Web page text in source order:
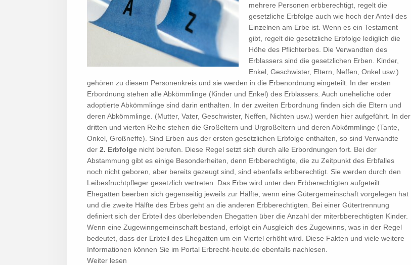
mehrere Personen erbberechtigt, regelt die
gesetzliche Erbfolge auch wie hoch der Anteil des
Einzelnen am Erbe ist. Wenn es ein Testament
gibt, regelt die gesetzliche Erbfolge lediglich die
Höhe des Pflichterbes. Die Verwandten des
Erblassers sind die gesetzlichen Erben. Kinder,
Enkel, Geschwister, Eltern, Neffen, Onkel usw.)
gehören zu diesem Personenkreis und sie werden in die Erbenordnung eingeteilt. In der ersten
Erbordnung stehen alle Abkömmlinge (Kinder und Enkel) des Erblassers. Auch uneheliche oder
adoptierte Abkömmlinge sind darin enthalten. In der zweiten Erbordnung finden sich die Eltern und
deren Abkömmlinge. (Mutter, Vater, Geschwister, Neffen, Nichten usw.) werden hier aufgeführt. In der
dritten und vierten Reihe stehen die Großeltern und Urgroßeltern und deren Abkömmlinge (Tante,
Onkel, Großneffe). Sind Erben aus der ersten gesetzlichen Erbfolge enthalten, so sind Verwandte
der 2. Erbfolge nicht berufen. Diese Regel setzt sich durch alle Erbordnungen fort. Bei der
Abstammung gibt es einige Besonderheiten, denn Erbberechtigte, die zu Zeitpunkt des Erbfalles
noch nicht geboren, aber bereits gezeugt sind, sind ebenfalls erbberechtigt. Sie werden durch den
Leibesfruchtpfleger gesetzlich vertreten. Das Erbe wird unter den Erbberechtigten aufgeteilt.
Ehegatten beerben sich gegenseitig jeweils zur Hälfte, wenn eine Gütergemeinschaft vorgelegen hat
und die zweite Hälfte des Erbes geht an die anderen Erbberechtigten. Bei einer Gütertrennung
definiert sich der Erbteil des überlebenden Ehegatten über die Anzahl der miterbberechtigten Kinder.
Wenn eine Zugewinngemeinschaft bestand, erfolgt ein Ausgleich des Zugewinns, was in der Regel
bedeutet, dass der Erbteil des Ehegatten um ein Viertel erhöht wird. Diese Fakten und viele weitere
Informationen können Sie im Portal Erbrecht-heute.de ebenfalls nachlesen.
Weiter lesen